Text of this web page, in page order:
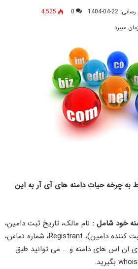
04-1404
0
4,525
به چرخه حیات دامنه های آی آر به این
خود شامل : نام مالک، تاریخ ثبت دامین،
کننده دامین)، Registrant، شماره تماس،
ان اس های دامنه و … می توانید طبق